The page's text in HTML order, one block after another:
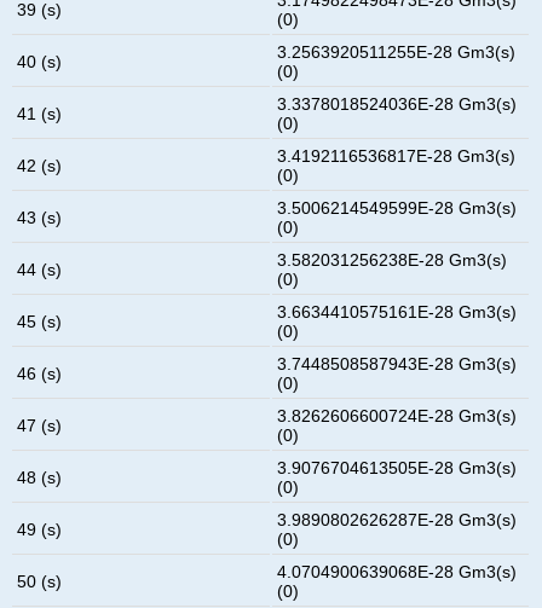
39 (s)
(0)
40 (s)
3.2563920511255E-28 Gm3(s)
(0)
41 (s)
3.3378018524036E-28 Gm3(s)
(0)
42 (s)
3.4192116536817E-28 Gm3(s)
(0)
43 (s)
3.5006214549599E-28 Gm3(s)
(0)
44 (s)
3.582031256238E-28 Gm3(s)
(0)
45 (s)
3.6634410575161E-28 Gm3(s)
(0)
46 (s)
3.7448508587943E-28 Gm3(s)
(0)
47 (s)
3.8262606600724E-28 Gm3(s)
(0)
48 (s)
3.9076704613505E-28 Gm3(s)
(0)
49 (s)
3.9890802626287E-28 Gm3(s)
(0)
50 (s)
4.0704900639068E-28 Gm3(s)
(0)